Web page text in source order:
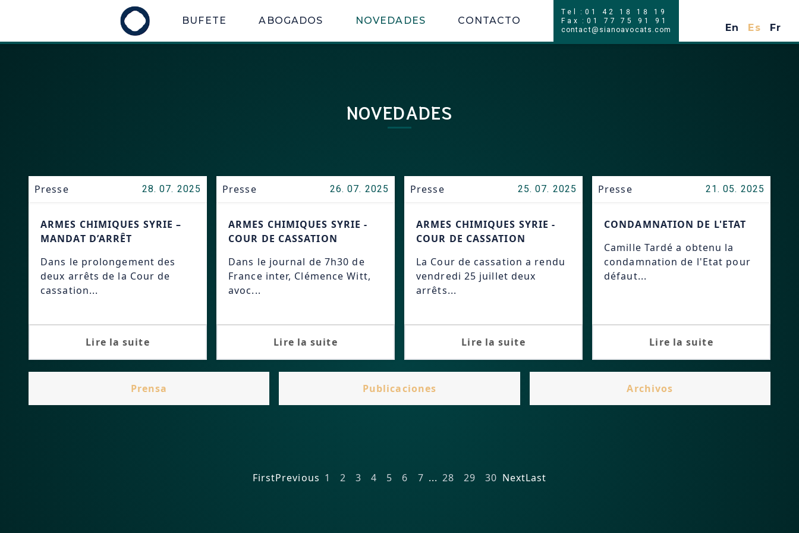
BUFETE ABOGADOS NOVEDADES CONTACTO
Tel :01 42 18 18 19
Fax
: 01 77 75 91 91
contact@sianoavocats.com
En Es Fr
NOVEDADES
Presse 28. 07. 2025
ARMES CHIMIQUES SYRIE –
MANDAT D’ARRÊT
Dans le prolongement des
deux arrêts de la Cour de
cassation...
Lire la suite
Presse 26. 07. 2025
ARMES CHIMIQUES SYRIE -
COUR DE CASSATION
Dans le journal de 7h30 de
France inter, Clémence Witt,
avoc...
Lire la suite
Presse 25. 07. 2025
ARMES CHIMIQUES SYRIE -
COUR DE CASSATION
La Cour de cassation a rendu
vendredi 25 juillet deux
arrêts...
Lire la suite
Presse 21. 05. 2025
CONDAMNATION DE L'ETAT
Camille Tardé a obtenu la
condamnation de l'Etat pour
défaut...
Lire la suite
Prensa Publicaciones Archivos
FirstPrevious 1 2 3 4 5 6 7 ... 28 29 30 NextLast